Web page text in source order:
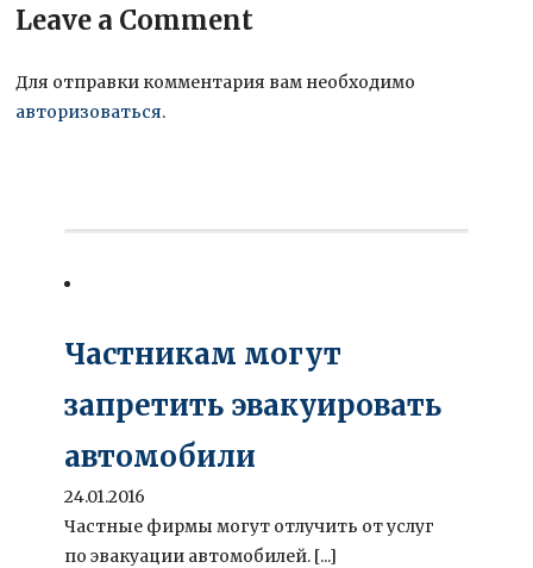
Leave a Comment
Для отправки комментария вам необходимо
авторизоваться.
Частникам могут
запретить эвакуировать
автомобили
24.01.2016
Частные фирмы могут отлучить от услуг
по эвакуации автомобилей. [...]